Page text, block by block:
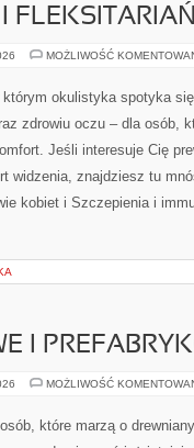
MOŻLIWOŚĆ
Express Optyk to
spotyka się z zwykłym
chcą lepiej rozumieć
dyskomfort. Jeśli
po ludzku. Ciekawe